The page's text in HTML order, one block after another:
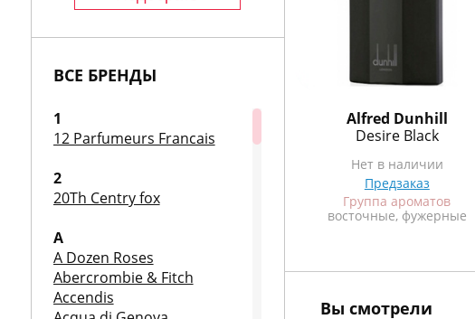
ВСЕ БРЕНДЫ
1
12 Parfumeurs Francais
2
20Th Centry fox
A
A Dozen Roses
Abercrombie & Fitch
Accendis
Luna Rossa Eau Sport
Группа ароматов
Alfred Dunhill
Desire Black
Нет в наличии
Предзаказ
Группа ароматов
восточные, фужерные
Вы смотрели